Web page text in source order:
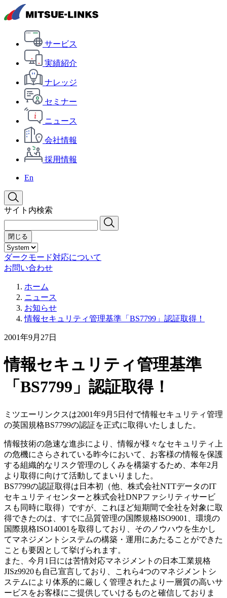
サービス
実績紹介
ナレッジ
セミナー
ニュース
会社情報
採用情報
En
サイト内検索
閉じる
ダークモード対応について
お問い合わせ
ホーム
ニュース
お知らせ
情報セキュリティ管理基準「BS7799」認証取得！
2001年9月27日
情報セキュリティ管理基準
「BS7799」認証取得！
ミツエーリンクスは2001年9月5日付で情報セキュリティ管理
の英国規格BS7799の認証を正式に取得いたしました。
情報技術の急速な進歩により、情報が様々なセキュリティ上
の危機にさらされている昨今において、お客様の情報を保護
する組織的なリスク管理のしくみを構築するため、本年2月
より取得に向けて活動してまいりました。
BS7799の認証取得は日本初（他、株式会社NTTデータのIT
セキュリティセンターと株式会社DNPファシリティサービ
スも同時に取得）ですが、これほど短期間で全社を対象に取
得できたのは、すでに品質管理の国際規格ISO9001、環境の
国際規格ISO14001を取得しており、そのノウハウを生かし
てマネジメントシステムの構築・運用にあたることができた
ことも要因として挙げられます。
また、今月1日には苦情対応マネジメントの日本工業規格
JISz9920も自己宣言しており、これら4つのマネジメントシ
ステムにより体系的に厳しく管理されたより一層質の高いサ
ービスをお客様にご提供していけるものと確信しておりま